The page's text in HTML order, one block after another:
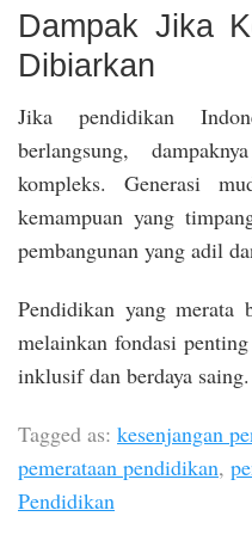
Dampak Jika
Dibiarkan
Jika pendidikan
berlangsung,
kompleks. Generasi
kemampuan yang
pembangunan yang adil
Pendidikan yang merata
melainkan fondasi
inklusif dan berdaya saing.
Tagged as: kesenjangan
pemerataan pendidikan,
Pendidikan